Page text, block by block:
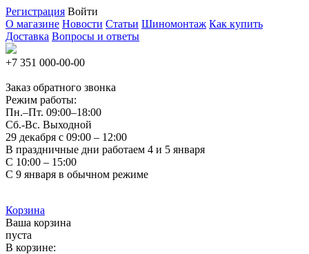
Регистрация Войти
О магазине Новости Статьи Шиномонтаж Как купить
Доставка Вопросы и ответы
+7 351 000-00-00
Заказ обратного звонка
Режим работы:
Пн.–Пт. 09:00–18:00
Сб.-Вс. Выходной
29 декабря с 09:00 – 12:00
В праздничные дни работаем 4 и 5 января
С 10:00 – 15:00
С 9 января в обычном режиме
Корзина
Ваша корзина
пуста
В корзине: